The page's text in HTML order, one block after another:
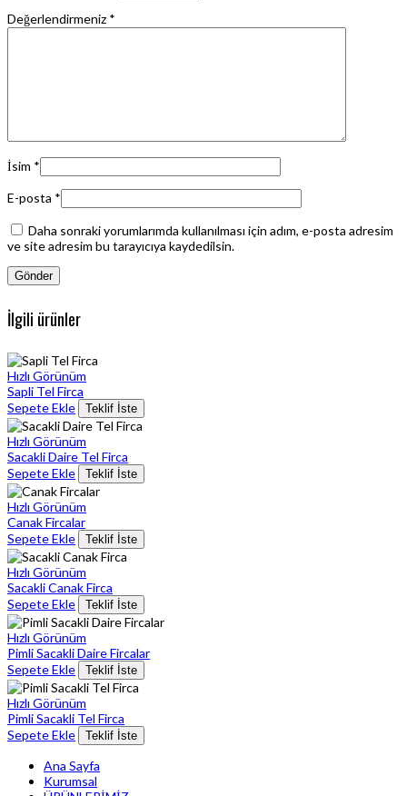
Değerlendirmeniz *
İsim *
E-posta *
Daha sonraki yorumlarımda kullanılması için adım, e-posta adresim
ve site adresim bu tarayıcıya kaydedilsin.
İlgili ürünler
Hızlı Görünüm
Sapli Tel Firca
Sepete Ekle
Teklif İste
Hızlı Görünüm
Sacakli Daire Tel Firca
Sepete Ekle
Teklif İste
Hızlı Görünüm
Canak Fircalar
Sepete Ekle
Teklif İste
Hızlı Görünüm
Sacakli Canak Firca
Sepete Ekle
Teklif İste
Hızlı Görünüm
Pimli Sacakli Daire Fircalar
Sepete Ekle
Teklif İste
Hızlı Görünüm
Pimli Sacakli Tel Firca
Sepete Ekle
Teklif İste
Ana Sayfa
Kurumsal